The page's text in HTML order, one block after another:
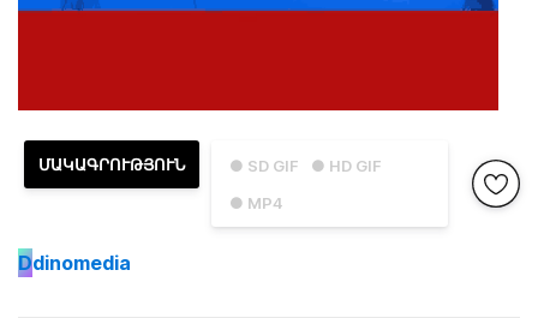
● SD GIF
● HD GIF
● MP4
ՄԱԿԱԳՐՈՒԹՅՈՒՆ
Ddinomedia